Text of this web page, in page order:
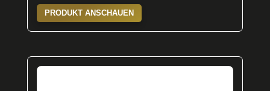
PRODUKT ANSCHAUEN